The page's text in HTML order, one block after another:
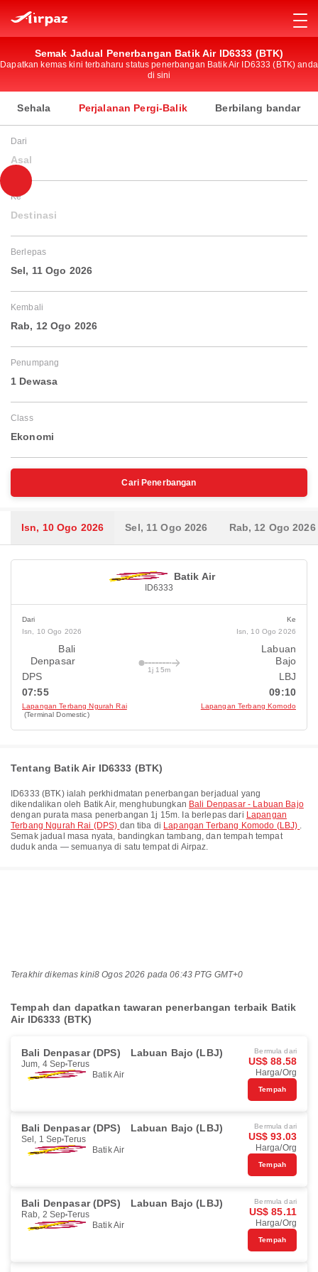
Semak Jadual Penerbangan Batik Air ID6333 (BTK)
Dapatkan kemas kini terbaharu status penerbangan Batik Air ID6333 (BTK) anda
di sini
Sehala Perjalanan Pergi-Balik Berbilang bandar
Dari
Asal
Ke
Destinasi
Berlepas
Sel, 11 Ogo 2026
Kembali
Rab, 12 Ogo 2026
Penumpang
1 Dewasa
Class
Ekonomi
Cari Penerbangan
Isn, 10 Ogo 2026 Sel, 11 Ogo 2026 Rab, 12 Ogo 2026
Batik Air
ID6333
Dari
Isn, 10 Ogo 2026
Bali
Denpasar
DPS
07:55
Lapangan Terbang Ngurah Rai
(Terminal Domestic)
1j 15m
Ke
Isn, 10 Ogo 2026
Labuan
Bajo
LBJ
09:10
Lapangan Terbang Komodo
Tentang Batik Air ID6333 (BTK)
ID6333 (BTK) ialah perkhidmatan penerbangan berjadual yang
dikendalikan oleh Batik Air, menghubungkan Bali Denpasar - Labuan Bajo
dengan purata masa penerbangan 1j 15m. Ia berlepas dari Lapangan
Terbang Ngurah Rai (DPS) dan tiba di Lapangan Terbang Komodo (LBJ) .
Semak jadual masa nyata, bandingkan tambang, dan tempah tempat
duduk anda — semuanya di satu tempat di Airpaz.
Terakhir dikemas kini8 Ogos 2026 pada 06:43 PTG GMT+0
Tempah dan dapatkan tawaran penerbangan terbaik Batik
Air ID6333 (BTK)
Bali Denpasar (DPS) Labuan Bajo (LBJ)
Jum, 4 Sep Terus
Batik Air
Bermula dari
US$ 88.58
Harga/Org
Tempah
Bali Denpasar (DPS) Labuan Bajo (LBJ)
Sel, 1 Sep Terus
Batik Air
Bermula dari
US$ 93.03
Harga/Org
Tempah
Bali Denpasar (DPS) Labuan Bajo (LBJ)
Rab, 2 Sep Terus
Batik Air
Bermula dari
US$ 85.11
Harga/Org
Tempah